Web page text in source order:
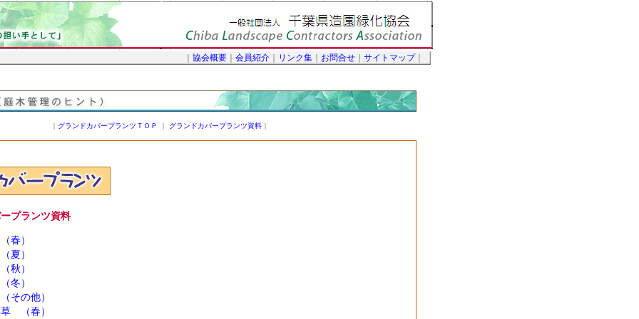
協会概要 会員紹介 リンク集 お問合せ サイトマップ｜
｜ グランドカバープランツＴＯＰ ｜ グランドカバープランツ資料 ｜
プランツ資料
春）
夏）
秋）
冬）
その他）
（春）